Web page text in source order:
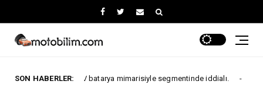
SON HABERLER:
800V batarya mimarisiyle segmentinde iddialı. Jaecoo